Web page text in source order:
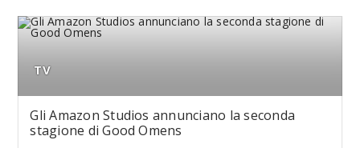
TV
Gli Amazon Studios annunciano la seconda
stagione di Good Omens